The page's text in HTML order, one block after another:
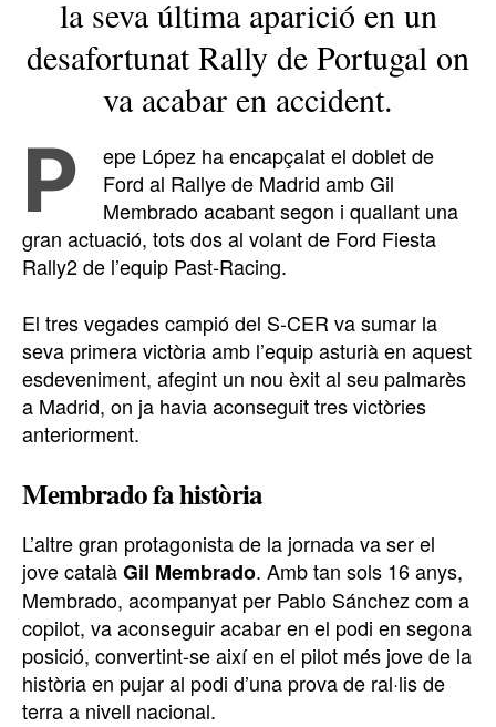
la seva última aparició en un
desafortunat Rally de Portugal on
va acabar en accident.
P
epe López ha encapçalat el doblet de
Ford al Rallye de Madrid amb Gil
Membrado acabant segon i quallant una
gran actuació, tots dos al volant de Ford Fiesta
Rally2 de l’equip Past-Racing.
El tres vegades campió del S-CER va sumar la
seva primera victòria amb l’equip asturià en aquest
esdeveniment, afegint un nou èxit al seu palmarès
a Madrid, on ja havia aconseguit tres victòries
anteriorment.
Membrado fa història
L’altre gran protagonista de la jornada va ser el
jove catalàGil Membrado. Amb tan sols 16 anys,
Membrado, acompanyat per Pablo Sánchez com a
copilot, va aconseguir acabar en el podi en segona
posició, convertint-se així en el pilot més jove de la
història en pujar al podi d’una prova de ral·lis de
terra a nivell nacional.